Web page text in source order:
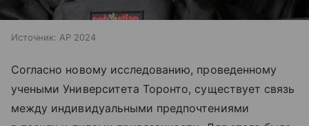
Источник: AP 2024
Согласно новому исследованию, проведенному
учеными Университета Торонто, существует связь
между индивидуальными предпочтениями